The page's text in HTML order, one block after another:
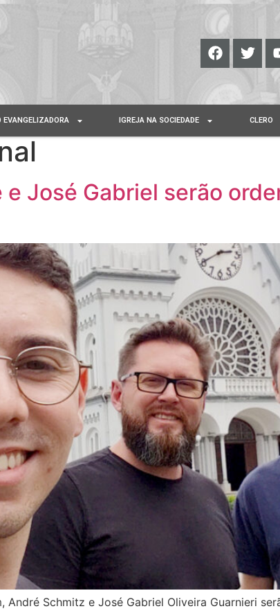
EVANGELIZADORA IGREJA NA SOCIEDADE CLERO
José Gabriel serão
Schmitz e José Gabriel Oliveira Guarnieri